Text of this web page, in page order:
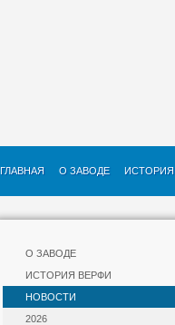
ГЛАВНАЯ О ЗАВОДЕ ИСТОРИЯ
О ЗАВОДЕ
ИСТОРИЯ ВЕРФИ
НОВОСТИ
2026